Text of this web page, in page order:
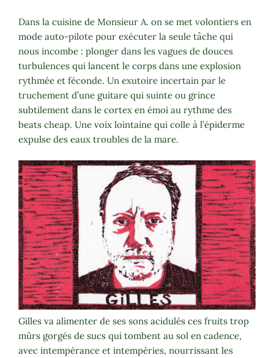
Dans la cuisine de Monsieur A. on se met volontiers en
mode auto-pilote pour exécuter la seule tâche qui
nous incombe : plonger dans les vagues de douces
turbulences qui lancent le corps dans une explosion
rythmée et féconde. Un exutoire incertain par le
truchement d’une guitare qui suinte ou grince
subtilement dans le cortex en émoi au rythme des
beats cheap. Une voix lointaine qui colle à l’épiderme
expulse des eaux troubles de la mare.
Gilles va alimenter de ses sons acidulés ces fruits trop
mûrs gorgés de sucs qui tombent au sol en cadence,
avec intempérance et intempéries, nourrissant les